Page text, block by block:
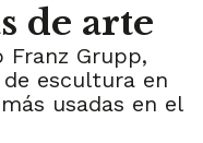
de arte
Franz Grupp,
escultura en
usadas en el